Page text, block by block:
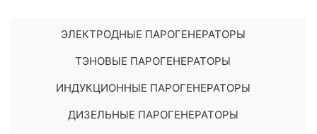
ЭЛЕКТРОДНЫЕ ПАРОГЕНЕРАТОРЫ
ТЭНОВЫЕ ПАРОГЕНЕРАТОРЫ
ИНДУКЦИОННЫЕ ПАРОГЕНЕРАТОРЫ
ДИЗЕЛЬНЫЕ ПАРОГЕНЕРАТОРЫ